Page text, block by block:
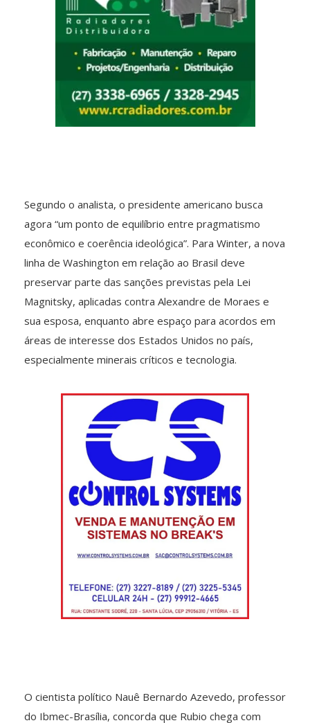
Segundo o analista, o presidente americano busca
agora “um ponto de equilíbrio entre pragmatismo
econômico e coerência ideológica”. Para Winter, a nova
linha de Washington em relação ao Brasil deve
preservar parte das sanções previstas pela Lei
Magnitsky, aplicadas contra Alexandre de Moraes e
sua esposa, enquanto abre espaço para acordos em
áreas de interesse dos Estados Unidos no país,
especialmente minerais críticos e tecnologia.
O cientista político Nauê Bernardo Azevedo, professor
do Ibmec-Brasília, concorda que Rubio chega com